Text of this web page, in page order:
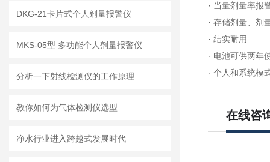
DKG-21卡片式个人剂量报警仪
MKS-05型 多功能个人剂量报警仪
分析一下射线检测仪的工作原理
教你如何为气体检测仪选型
净水行业进入跨越式发展时代
· 当量剂量率报
· 存储剂量、剂
· 结实耐用
· 电池可供两年
· 个人和系统模
在线咨